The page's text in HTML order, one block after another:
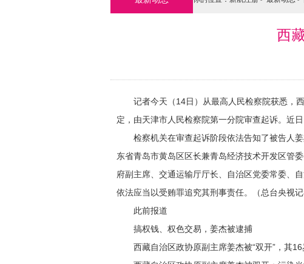
西
记者今天（14日）从最高人民检察院获悉，西
定，由天津市人民检察院第一分院审查起诉。近
检察机关在审查起诉阶段依法告知了被告人姜
东省青岛市黄岛区区长兼青岛经济技术开发区管
府副主席、交通运输厅厅长、自治区党委常委、
依法应当以受贿罪追究其刑事责任。（总台央视记
此前报道
搞权钱、权色交易，姜杰被逮捕
西藏自治区政协原副主席姜杰被“双开”，其16